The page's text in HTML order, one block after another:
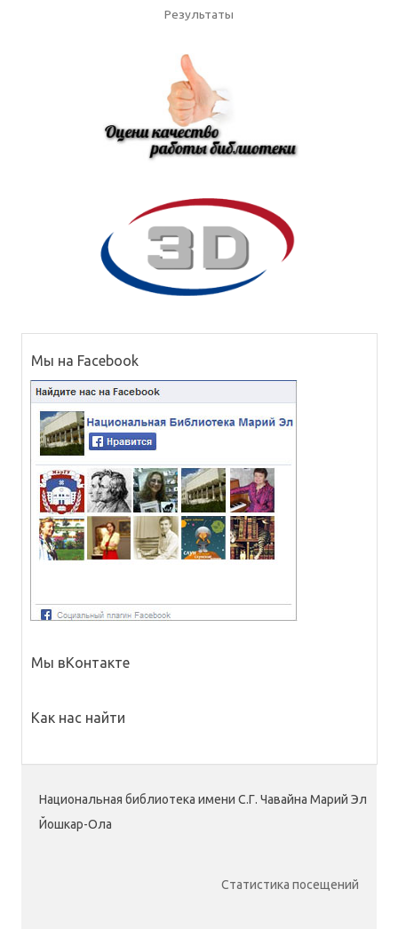
Результаты
Мы на Facebook
Мы вКонтакте
Как нас найти
Национальная библиотека имени С.Г. Чавайна Марий Эл
Йошкар-Ола
Статистика посещений